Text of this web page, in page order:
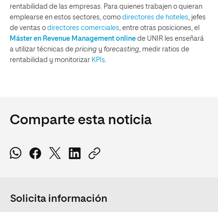
rentabilidad de las empresas. Para quienes trabajen o quieran
emplearse en estos sectores, como directores de hoteles, jefes
de ventas o directores comerciales, entre otras posiciones, el
Máster en Revenue Management online de UNIR les enseñará
a utilizar técnicas de pricing y forecasting, medir ratios de
rentabilidad y monitorizar KPIs.
Comparte esta noticia
Solicita información